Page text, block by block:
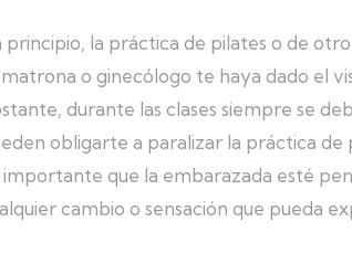
principio, la práctica de pilates o de
o ginecólogo te haya dado el
durante las clases siempre se
obligarte a paralizar la práctica de
importante que la embarazada esté
cambio o sensación que pueda